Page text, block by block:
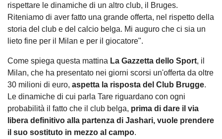
rispettare le dinamiche di un altro club, il Bruges.
Riteniamo di aver fatto una grande offerta, nel rispetto della
storia del club e del calcio belga. Mi auguro che ci sia un
lieto fine per il Milan e per il giocatore".
Come spiega questa mattina La Gazzetta dello Sport, il
Milan, che ha presentato nei giorni scorsi un'offerta da oltre
30 milioni di euro, aspetta la risposta del Club Brugge.
Le dinamiche di cui parla Tare riguardano con ogni
probabilità il fatto che il club belga, prima di dare il via
libera definitivo alla partenza di Jashari, vuole prendere
il suo sostituto in mezzo al campo.